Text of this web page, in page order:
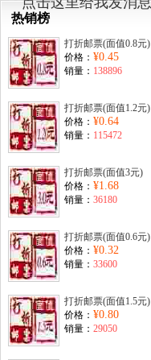
热销榜
打折邮票(面值0.8元)
价格： ¥0.45
销量： 138896
打折邮票(面值1.2元)
价格： ¥0.64
销量： 115472
打折邮票(面值3元)
价格： ¥1.68
销量： 36180
打折邮票(面值0.6元)
价格： ¥0.32
销量： 33600
打折邮票(面值1.5元)
价格： ¥0.80
销量： 29050